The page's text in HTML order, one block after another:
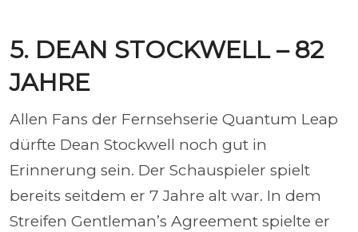
5. DEAN STOCKWELL – 82
JAHRE
Allen Fans der Fernsehserie Quantum Leap
dürfte Dean Stockwell noch gut in
Erinnerung sein. Der Schauspieler spielt
bereits seitdem er 7 Jahre alt war. In dem
Streifen Gentleman’s Agreement spielte er